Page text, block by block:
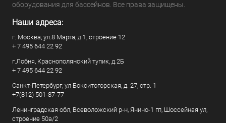
оборудования для бассейнов. Все права защищены.
Наши адреса:
г. Москва, ул.8 Марта, д.1, строение 12
+ 7 495 644 22 92
г.Лобня, Краснополянский тупик, д.2Б
+ 7 495 644 22 92
Санкт-Петербург, ул Бокситогорская, д. 27, стр. 1
+7(812) 501-87-77
Ленинградская обл, Всеволожский р-н, Янино-1 гп, Шоссейная ул,
строение 50а/2